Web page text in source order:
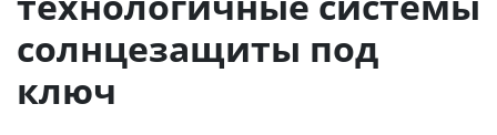
солнцезащиты под
ключ